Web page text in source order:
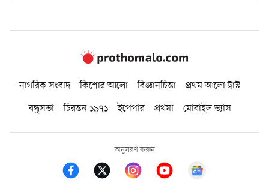
নাগরিক সংবাদ কিশোর আলো বিজ্ঞানচিন্তা
প্রথম আলো ট্রাস্ট
বন্ধুসভা
চিরন্তন ১৯৭১ ইপেপার প্রথমা মোবাইল ভ্যাস
অনুসরণ করুন